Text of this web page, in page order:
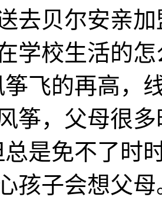
去贝尔安亲
学校生活的
筝飞的再高，
筝，父母很
总是免不了时
孩子会想父母